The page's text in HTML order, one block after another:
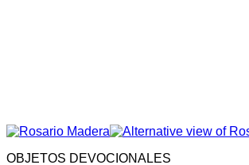
OBJETOS DEVOCIONALES